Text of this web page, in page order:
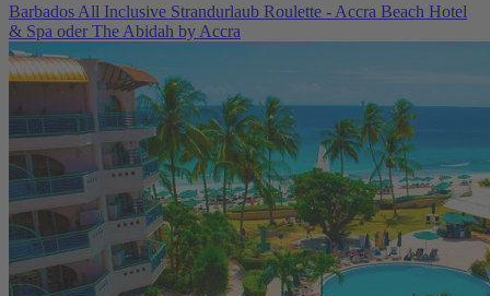
Barbados All Inclusive Strandurlaub Roulette - Accra Beach Hotel
& Spa oder The Abidah by Accra